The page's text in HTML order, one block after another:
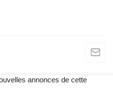
annonces de cette